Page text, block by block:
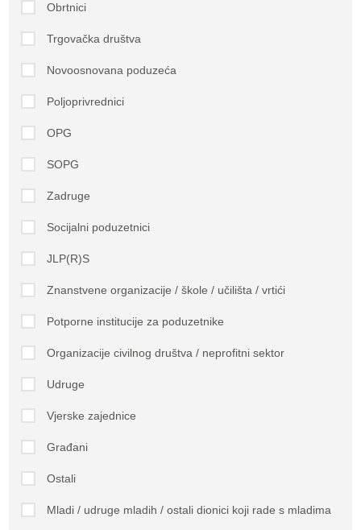
Obrtnici
Trgovačka društva
Novoosnovana poduzeća
Poljoprivrednici
OPG
SOPG
Zadruge
Socijalni poduzetnici
JLP(R)S
Znanstvene organizacije / škole / učilišta / vrtići
Potporne institucije za poduzetnike
Organizacije civilnog društva / neprofitni sektor
Udruge
Vjerske zajednice
Građani
Ostali
Mladi / udruge mladih / ostali dionici koji rade s mladima